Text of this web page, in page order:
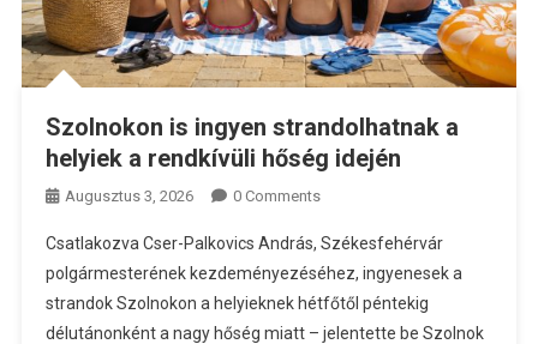
Szolnokon is ingyen strandolhatnak a
helyiek a rendkívüli hőség idején
Augusztus 3, 2026 0 Comments
Csatlakozva Cser-Palkovics András, Székesfehérvár
polgármesterének kezdeményezéséhez, ingyenesek a
strandok Szolnokon a helyieknek hétfőtől péntekig
délutánonként a nagy hőség miatt – jelentette be Szolnok